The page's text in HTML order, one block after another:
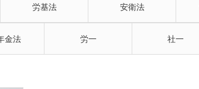
労基法 安衛法
金法 労一 社一